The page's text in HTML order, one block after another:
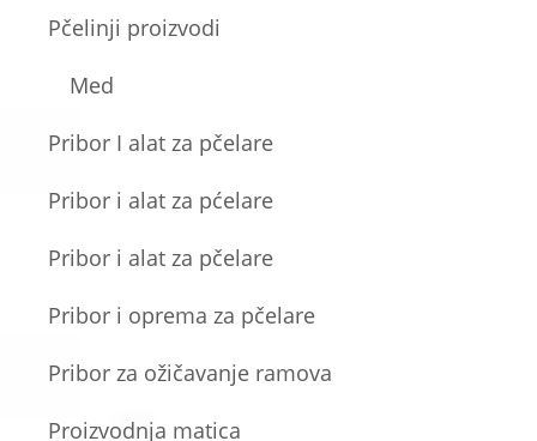
Pčelinji proizvodi
Med
Pribor I alat za pčelare
Pribor i alat za pćelare
Pribor i alat za pčelare
Pribor i oprema za pčelare
Pribor za ožičavanje ramova
Proizvodnja matica